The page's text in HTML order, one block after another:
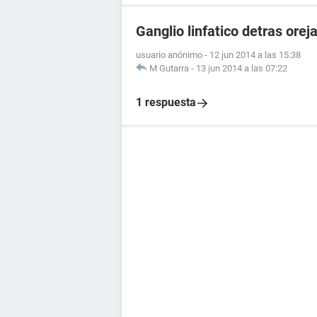
Ganglio linfatico detras oreja
usuario anónimo - 12 jun 2014 a las 15:38
M Gutarra - 13 jun 2014 a las 07:22
1 respuesta